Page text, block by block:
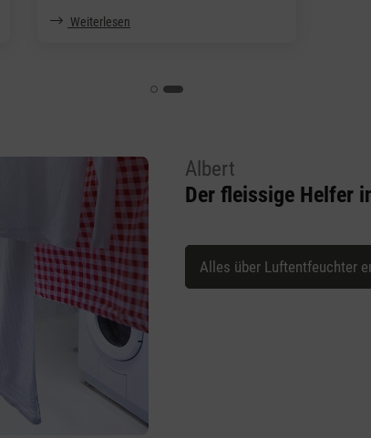
Weiterlesen
Albert
Der fleissige Helfer
Alles über Luftentfeuchter